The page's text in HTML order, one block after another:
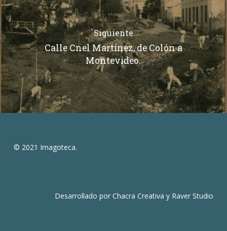
Siguiente
Calle Cnel Martínez, de Colón a
Montevideo.
© 2021 Imagoteca.
Desarrollado porChacra Creativa y Raver Studio